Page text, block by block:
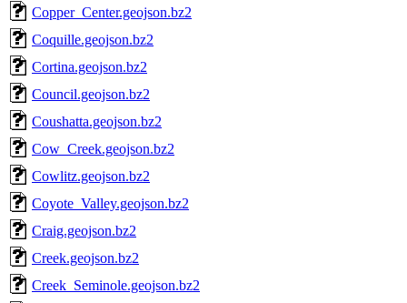
Copper_Center.geojson.bz2
Coquille.geojson.bz2
Cortina.geojson.bz2
Council.geojson.bz2
Coushatta.geojson.bz2
Cow_Creek.geojson.bz2
Cowlitz.geojson.bz2
Coyote_Valley.geojson.bz2
Craig.geojson.bz2
Creek.geojson.bz2
Creek_Seminole.geojson.bz2